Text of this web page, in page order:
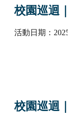
校園巡迴
活動日期：
校園巡迴